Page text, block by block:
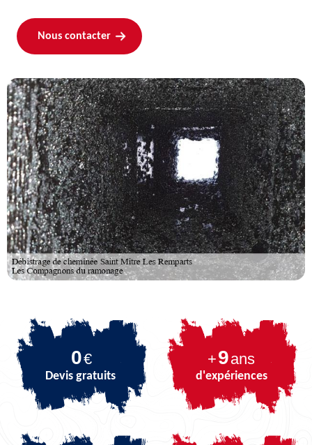
Nous contacter
0€
Devis gratuits
+9ans
d'expériences